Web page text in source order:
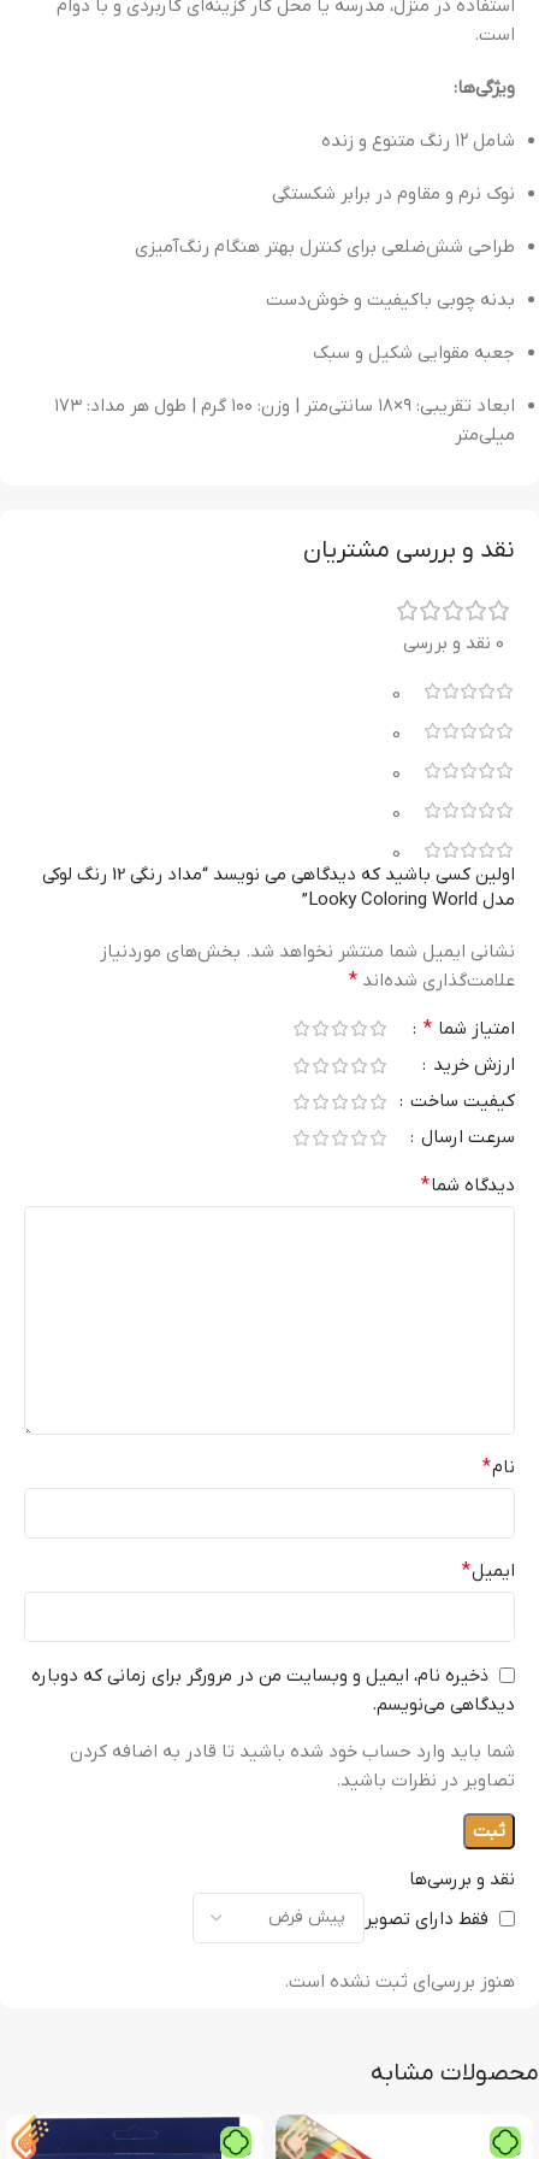
استفاده در منزل، مدرسه یا محل کار گزینه‌ای کاربردی و با دوام
است.
ویژگی‌ها:
شامل ۱۲ رنگ متنوع و زنده
نوک نرم و مقاوم در برابر شکستگی
طراحی شش‌ضلعی برای کنترل بهتر هنگام رنگ‌آمیزی
بدنه چوبی باکیفیت و خوش‌دست
جعبه مقوایی شکیل و سبک
ابعاد تقریبی: ۹×۱۸ سانتی‌متر | وزن: ۱۰۰ گرم | طول هر مداد: ۱۷۳
میلی‌متر
نقد و بررسی مشتریان
0 نقد و بررسی
0
0
0
0
0
نقد و بررسی‌ها
فقط دارای تصویر
هنوز بررسی‌ای ثبت نشده است.
اولین کسی باشید که دیدگاهی می نویسد “مداد رنگی 12 رنگ لوکی
مدل Looky Coloring World”
نشانی ایمیل شما منتشر نخواهد شد. بخش‌های موردنیاز
علامت‌گذاری شده‌اند *
امتیاز شما *
ارزش خرید
کیفیت ساخت
سرعت ارسال
دیدگاه شما*
نام*
ایمیل*
ذخیره نام، ایمیل و وبسایت من در مرورگر برای زمانی که دوباره
دیدگاهی می‌نویسم.
شما باید وارد حساب خود شده باشید تا قادر به اضافه کردن
تصاویر در نظرات باشید.
محصولات مشابه